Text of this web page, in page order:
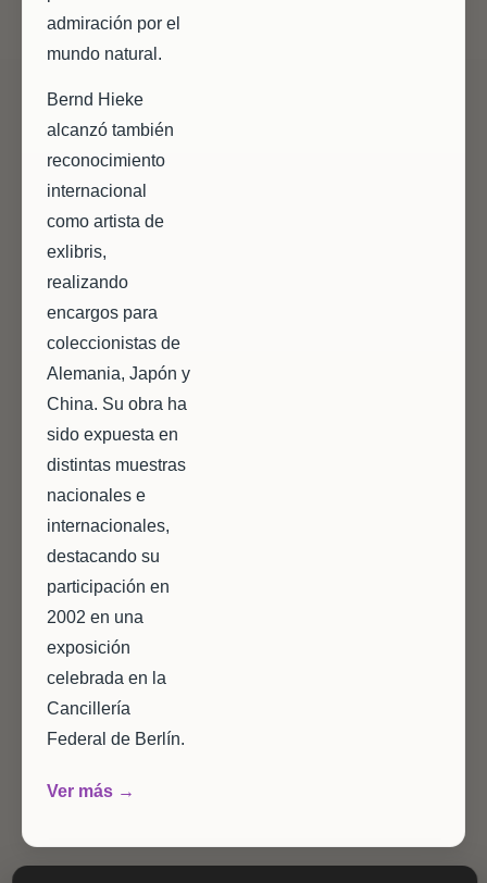
admiración por el
mundo natural.
Bernd Hieke
alcanzó también
reconocimiento
internacional
como artista de
exlibris,
realizando
encargos para
coleccionistas de
Alemania, Japón y
China. Su obra ha
sido expuesta en
distintas muestras
nacionales e
internacionales,
destacando su
participación en
2002 en una
exposición
celebrada en la
Cancillería
Federal de Berlín.
Ver más →